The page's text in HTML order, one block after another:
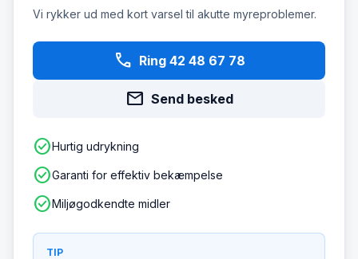
Vi rykker ud med kort varsel til akutte myreproblemer.
phone Ring 42 48 67 78
mail Send besked
check_circleHurtig udrykning
check_circleGaranti for effektiv bekæmpelse
check_circleMiljøgodkendte midler
TIP